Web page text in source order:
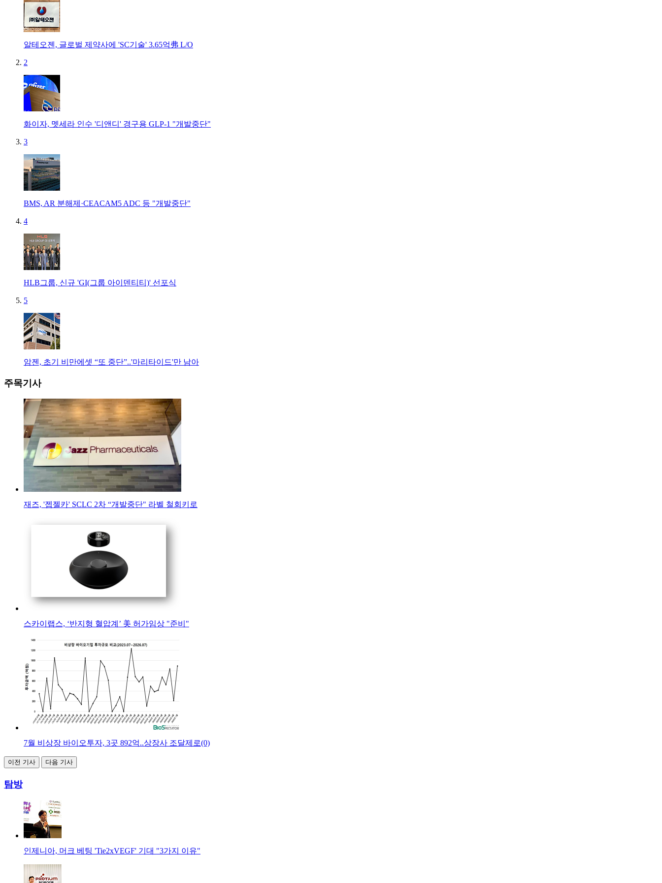
알테오젠, 글로벌 제약사에 'SC기술' 3.65억弗 L/O
2
화이자, 멧세라 인수 '디앤디' 경구용 GLP-1 "개발중단"
3
BMS, AR 분해제·CEACAM5 ADC 등 "개발중단"
4
HLB그룹, 신규 'GI(그룹 아이덴티티)' 선포식
5
암젠, 초기 비만에셋 “또 중단”..'마리타이드'만 남아
주목기사
재즈, '젭젤카' SCLC 2차 “개발중단" 라벨 철회키로
스카이랩스, ‘반지형 혈압계’ 美 허가임상 "준비"
7월 비상장 바이오투자, 3곳 892억..상장사 조달제로(0)
이전 기사 다음 기사
탐방
인제니아, 머크 베팅 'Tie2xVEGF' 기대 "3가지 이유"